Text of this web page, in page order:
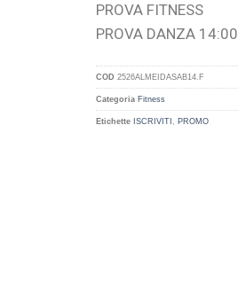
PROVA FITNESS
PROVA DANZA 14:00
COD 2526ALMEIDASAB14.F
Categoria Fitness
Etichette ISCRIVITI , PROMO